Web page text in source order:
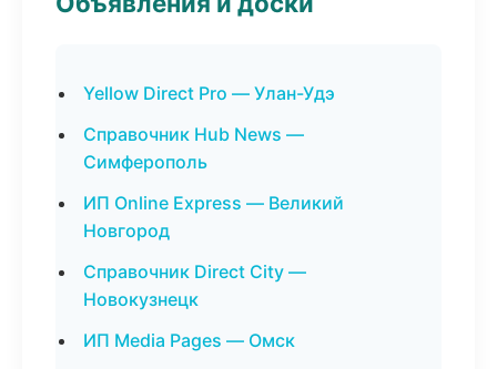
Yellow Direct Pro — Улан-Удэ
Справочник Hub News —
Симферополь
ИП Online Express — Великий
Новгород
Справочник Direct City —
Новокузнецк
ИП Media Pages — Омск